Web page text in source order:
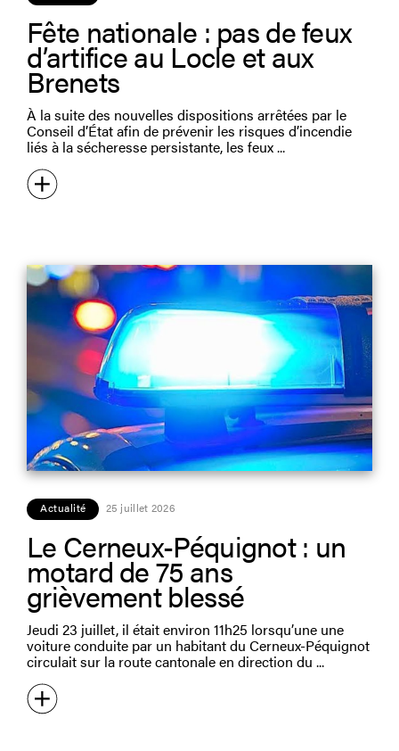
Fête nationale : pas de feux
d’artifice au Locle et aux
Brenets
À la suite des nouvelles dispositions arrêtées par le
Conseil d’État afin de prévenir les risques d’incendie
liés à la sécheresse persistante, les feux
Actualité 25 juillet 2026
Le Cerneux-Péquignot : un
motard de 75 ans
grièvement blessé
Jeudi 23 juillet, il était environ 11h25 lorsqu’une une
voiture conduite par un habitant du Cerneux-Péquignot
circulait sur la route cantonale en direction du